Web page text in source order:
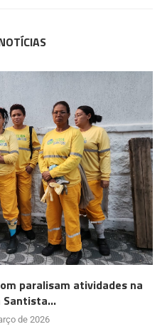
paralisam atividades na
Santista...
de 2026